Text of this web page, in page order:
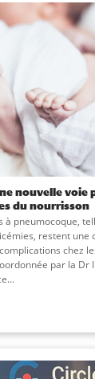
nouvelle voie
du nourrisson
à pneumocoque,
restent une
chez
par la Dr
...